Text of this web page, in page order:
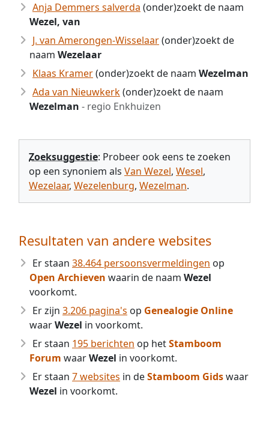
Anja Demmers salverda (onder)zoekt de naam
Wezel, van
J. van Amerongen-Wisselaar(onder)zoekt de
naam Wezelaar
Klaas Kramer(onder)zoekt de naam Wezelman
Ada van Nieuwkerk(onder)zoekt de naam
Wezelman - regio Enkhuizen
Zoeksuggestie: Probeer ook eens te zoeken
op een synoniem als Van Wezel, Wesel,
Wezelaar, Wezelenburg, Wezelman.
Resultaten van andere websites
Er staan 38.464 persoonsvermeldingen op
Open Archieven waarin de naam Wezel
voorkomt.
Er zijn 3.206 pagina's op Genealogie Online
waarWezel in voorkomt.
Er staan 195 berichten op hetStamboom
Forum waarWezel in voorkomt.
Er staan 7 websites in deStamboom Gidswaar
Wezel in voorkomt.